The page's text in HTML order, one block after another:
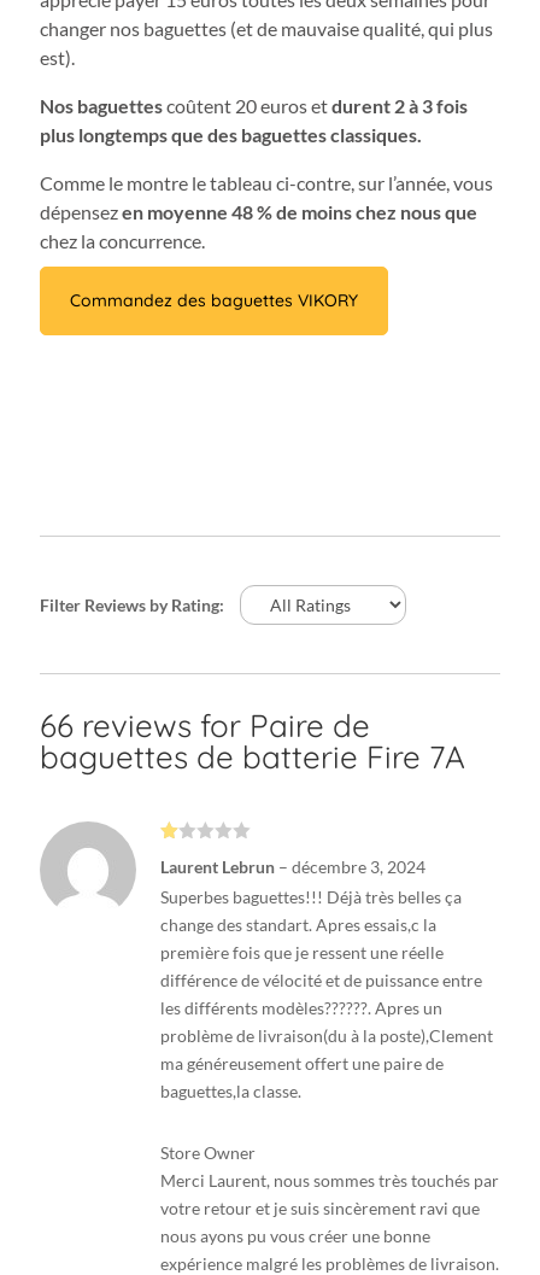
changer nos baguettes (et de mauvaise qualité, qui plus
est).
Nos baguettescoûtent 20 euros etdurent 2 à 3 fois
plus longtemps que des baguettes classiques.
Comme le montre le tableau ci-contre, sur l’année, vous
dépensezen moyenne 48 % de moins chez nous que
chez la concurrence.
Commandez des baguettes VIKORY
Filter Reviews by Rating:
66 reviews for Paire de
baguettes de batterie Fire 7A
ot
e
1
s
5
Laurent Lebrun – décembre 3, 2024
Superbes baguettes!!! Déjà très belles ça
change des standart. Apres essais,c la
première fois que je ressent une réelle
différence de vélocité et de puissance entre
les différents modèles??????. Apres un
problème de livraison(du à la poste),Clement
ma généreusement offert une paire de
baguettes,la classe.
Store Owner
Merci Laurent, nous sommes très touchés par
votre retour et je suis sincèrement ravi que
nous ayons pu vous créer une bonne
expérience malgré les problèmes de livraison.